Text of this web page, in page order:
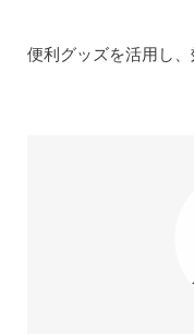
便利グッズを活用し